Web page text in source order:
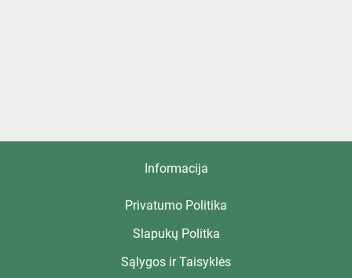
Informacija
Privatumo Politika
Slapukų Politka
Sąlygos ir Taisyklės